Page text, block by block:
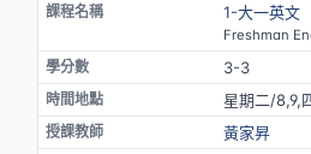
1-大一英文
Freshman
3-3
星期二/8,9,
黃家昇